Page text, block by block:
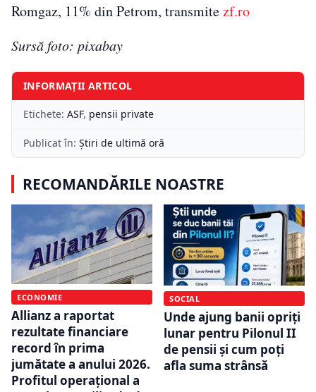
Romgaz, 11% din Petrom, transmitezf.ro
Sursă foto: pixabay
INFORMAȚII ARTICOL
Etichete: ASF, pensii private
Publicat în: Știri de ultimă oră
RECOMANDĂRILE NOASTRE
ECONOMIE
Allianz a raportat
rezultate financiare
record în prima
jumătate a anului 2026.
Profitul operațional a
SOCIAL
Unde ajung banii opriți
lunar pentru Pilonul II
de pensii și cum poți
afla suma strânsă